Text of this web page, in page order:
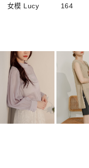
女模 Lucy 164